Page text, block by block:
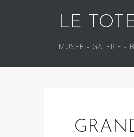
LE
MUSEE - GALERIE -